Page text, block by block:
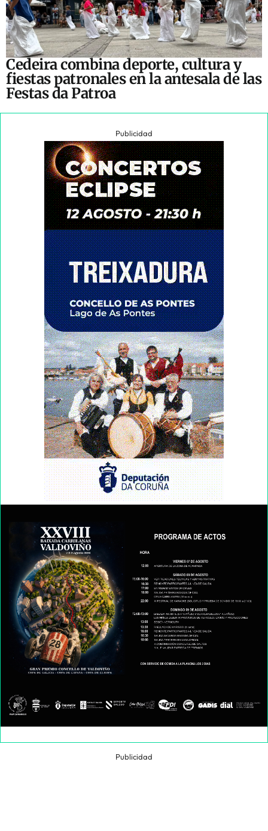
Cedeira combina deporte, cultura y
fiestas patronales en la antesala de las
Festas da Patroa
Publicidad
Publicidad